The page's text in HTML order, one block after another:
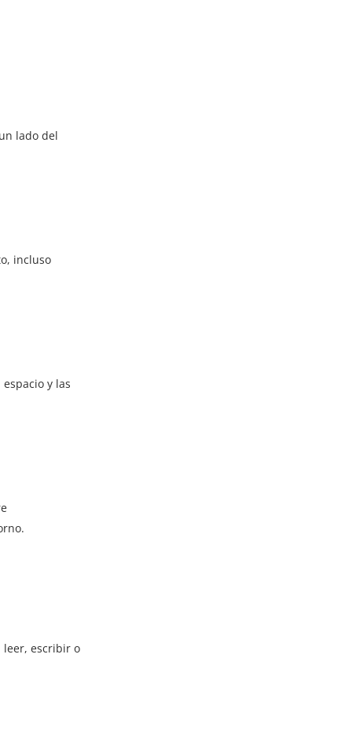
lado del
incluso
y las
leer, escribir o